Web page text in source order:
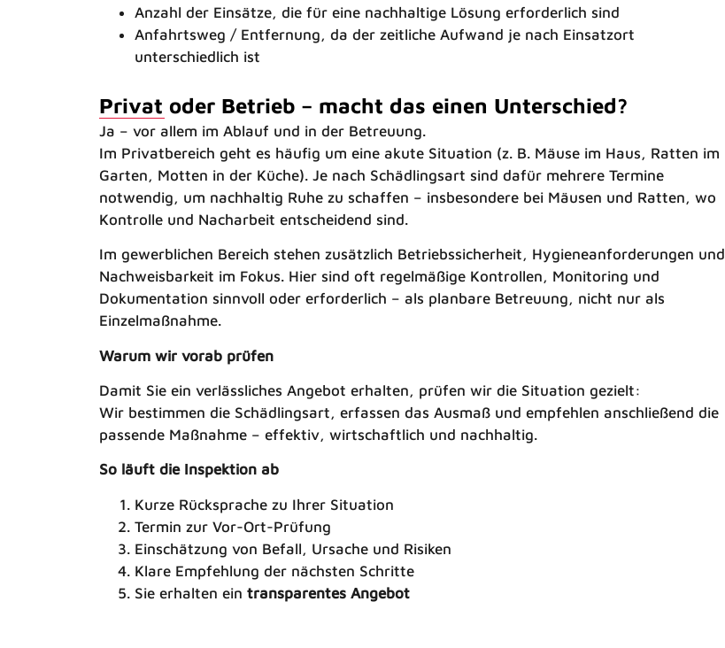
Anzahl der Einsätze, die für eine nachhaltige Lösung erforderlich sind
Anfahrtsweg / Entfernung, da der zeitliche Aufwand je nach Einsatzort
unterschiedlich ist
Privat oder Betrieb – macht das einen Unterschied?
Ja – vor allem im Ablauf und in der Betreuung.
Im Privatbereich geht es häufig um eine akute Situation (z. B. Mäuse im Haus, Ratten im
Garten, Motten in der Küche). Je nach Schädlingsart sind dafür mehrere Termine
notwendig, um nachhaltig Ruhe zu schaffen – insbesondere bei Mäusen und Ratten, wo
Kontrolle und Nacharbeit entscheidend sind.
Im gewerblichen Bereich stehen zusätzlich Betriebssicherheit, Hygieneanforderungen und
Nachweisbarkeit im Fokus. Hier sind oft regelmäßige Kontrollen, Monitoring und
Dokumentation sinnvoll oder erforderlich – als planbare Betreuung, nicht nur als
Einzelmaßnahme.
Warum wir vorab prüfen
Damit Sie ein verlässliches Angebot erhalten, prüfen wir die Situation gezielt:
Wir bestimmen die Schädlingsart, erfassen das Ausmaß und empfehlen anschließend die
passende Maßnahme – effektiv, wirtschaftlich und nachhaltig.
So läuft die Inspektion ab
Kurze Rücksprache zu Ihrer Situation
Termin zur Vor-Ort-Prüfung
Einschätzung von Befall, Ursache und Risiken
Klare Empfehlung der nächsten Schritte
Sie erhalten ein transparentes Angebot